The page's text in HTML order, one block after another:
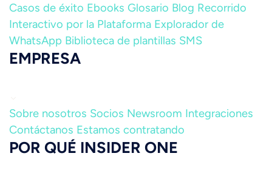
Casos de éxito Ebooks Glosario Blog Recorrido
Interactivo por la Plataforma Explorador de
WhatsApp Biblioteca de plantillas SMS
EMPRESA
Sobre nosotros Socios Newsroom Integraciones
Contáctanos Estamos contratando
POR QUÉ INSIDER ONE